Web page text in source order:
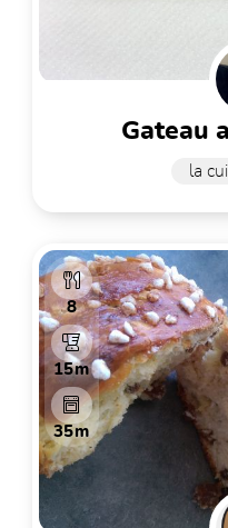
gateau
la
8
15m
35m